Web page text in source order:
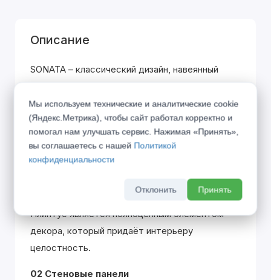
Описание
SONATA – классический дизайн, навеянный
одноименного жанра. Вклад каждой детали
похож на распределение партий в оркестре,
где только гармоничное звучание всех
участников создаёт единую законченную
Плинтус является полноценным элементом
декора, который придаёт интерьеру
целостность.
02 Стеновые панели
Мы используем технические и аналитические cookie
(Яндекс.Метрика), чтобы сайт работал корректно и
помогал нам улучшать сервис. Нажимая «Принять»,
вы соглашаетесь с нашей Политикой
конфиденциальности
Отклонить Принять